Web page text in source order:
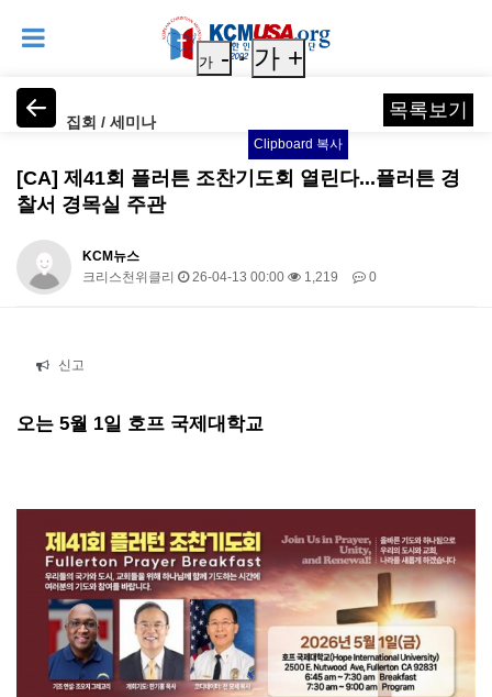
집회 / 세미나
가 - 가 +
Clipboard 복사
목록보기
[CA] 제41회 플러튼 조찬기도회 열린다...플러튼 경
찰서 경목실 주관
KCM뉴스
크리스천위클리
26-04-13 00:00 1,219 0
신고
오는 5월 1일 호프 국제대학교